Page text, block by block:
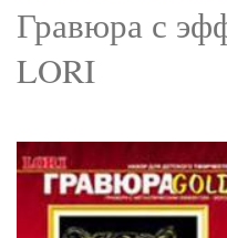
Гравюра с
LORI